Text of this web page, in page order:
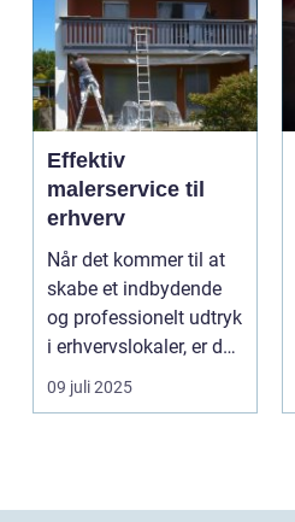
Effektiv
malerservice til
erhverv
Når det kommer til at
skabe et indbydende
og professionelt udtryk
i erhvervslokaler, er det
af...
09 juli 2025